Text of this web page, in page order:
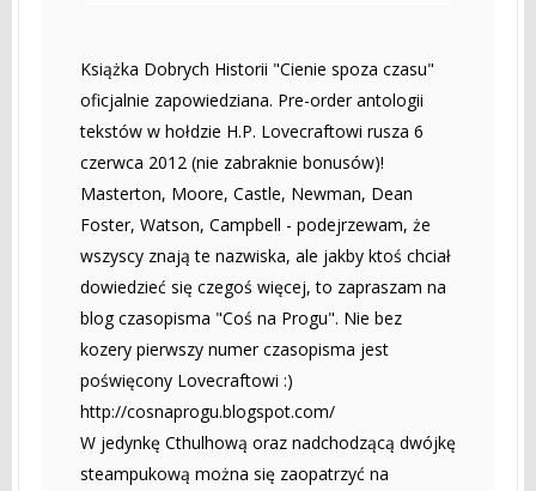
Książka Dobrych Historii "Cienie spoza czasu"
oficjalnie zapowiedziana. Pre-order antologii
tekstów w hołdzie H.P. Lovecraftowi rusza 6
czerwca 2012 (nie zabraknie bonusów)!
Masterton, Moore, Castle, Newman, Dean
Foster, Watson, Campbell - podejrzewam, że
wszyscy znają te nazwiska, ale jakby ktoś chciał
dowiedzieć się czegoś więcej, to zapraszam na
blog czasopisma "Coś na Progu". Nie bez
kozery pierwszy numer czasopisma jest
poświęcony Lovecraftowi :)
http://cosnaprogu.blogspot.com/
W jedynkę Cthulhową oraz nadchodzącą dwójkę
steampukową można się zaopatrzyć na